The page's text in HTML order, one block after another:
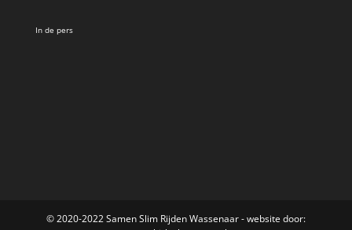
In de pers
© 2020-2022 Samen Slim Rijden Wassenaar - website door: